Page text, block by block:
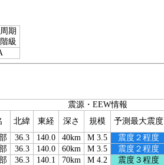
期
級
震源・EEW情報
北緯 東経 深さ 規模 予測最大震度
36.3 140.0 40km M 3.5 震度２程度
36.3 140.0 60km M 3.5 震度２程度
36.3 140.1 70km M 4.2 震度３程度